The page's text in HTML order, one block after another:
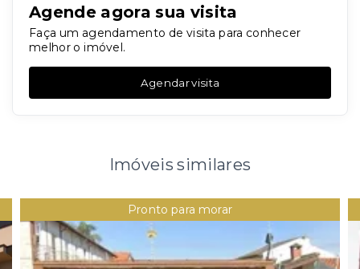
Agende agora sua visita
Faça um agendamento de visita para conhecer
melhor o imóvel.
Agendar visita
Imóveis similares
Pronto para morar